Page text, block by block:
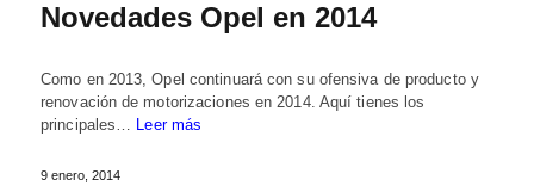
Novedades Opel en 2014
Como en 2013, Opel continuará con su ofensiva de producto y
renovación de motorizaciones en 2014. Aquí tienes los
principales… Leer más
9 enero, 2014